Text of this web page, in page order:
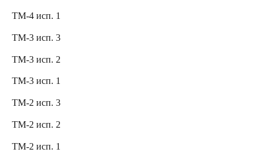
ТМ-4 исп. 1
ТМ-3 исп. 3
ТМ-3 исп. 2
ТМ-3 исп. 1
ТМ-2 исп. 3
ТМ-2 исп. 2
ТМ-2 исп. 1